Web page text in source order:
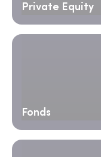
Private Equity
Fonds